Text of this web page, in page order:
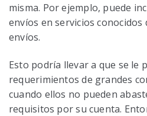
misma. Por ejemplo, puede
envíos en servicios conocidos
envíos.
Esto podría llevar a que se le
requerimientos de grandes
cuando ellos no pueden
requisitos por su cuenta.